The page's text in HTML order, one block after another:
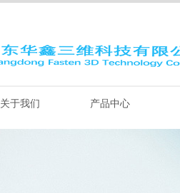
关于我们 产品中心